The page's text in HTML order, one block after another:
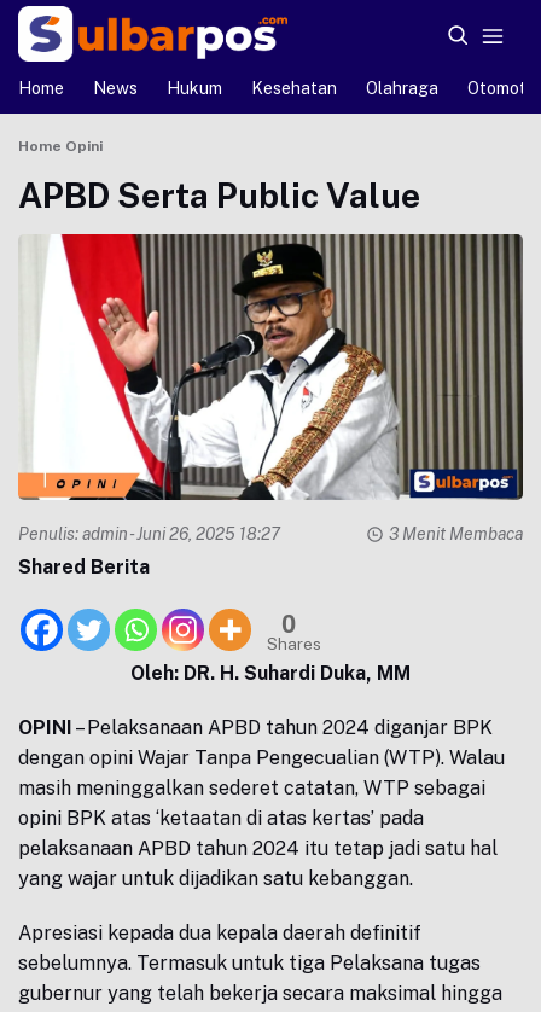
Home News Hukum Kesehatan Olahraga Otomotif
Home Opini
APBD Serta Public Value
Penulis:admin- Juni 26, 2025 18:27 3 Menit Membaca
Shared Berita
0
Shares
Oleh: DR. H. Suhardi Duka, MM
OPINI – Pelaksanaan APBD tahun 2024 diganjar BPK
dengan opini Wajar Tanpa Pengecualian (WTP). Walau
masih meninggalkan sederet catatan, WTP sebagai
opini BPK atas ‘ketaatan di atas kertas’ pada
pelaksanaan APBD tahun 2024 itu tetap jadi satu hal
yang wajar untuk dijadikan satu kebanggan.
Apresiasi kepada dua kepala daerah definitif
sebelumnya. Termasuk untuk tiga Pelaksana tugas
gubernur yang telah bekerja secara maksimal hingga